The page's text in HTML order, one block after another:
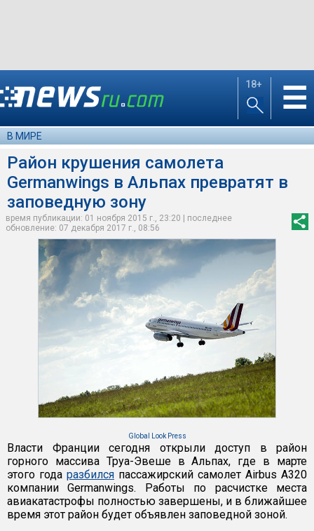
18+ ☰
В МИРЕ
Район крушения самолета
Germanwings в Альпах превратят в
заповедную зону
время публикации: 01 ноября 2015 г., 23:20 | последнее
обновление: 07 декабря 2017 г., 08:56
Global Look Press
Власти Франции сегодня открыли доступ в район
горного массива Труа-Эвеше в Альпах, где в марте
этого года разбился пассажирский самолет Airbus A320
компании Germanwings. Работы по расчистке места
авиакатастрофы полностью завершены, и в ближайшее
время этот район будет объявлен заповедной зоной.